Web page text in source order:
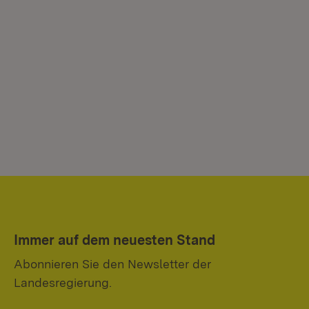
Immer auf dem neuesten Stand
Abonnieren Sie den Newsletter der
Landesregierung.